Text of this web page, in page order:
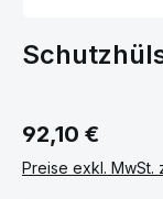
Regulärer Preis:
92,10 €
Preise exkl. MwSt.